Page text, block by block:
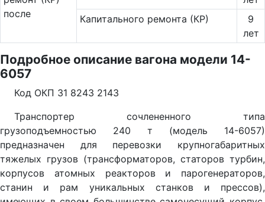
после
Капитального ремонта (КР)
9
лет
Подробное описание вагона модели 14-
6057
Код ОКП 31 8243 2143
Транспортер сочлененного типа
грузоподъемностью 240 т (модель 14-6057)
предназначен для перевозки крупногабаритных
тяжелых грузов (трансформаторов, статоров турбин,
корпусов атомных реакторов и парогенераторов,
станин и рам уникальных станков и прессов),